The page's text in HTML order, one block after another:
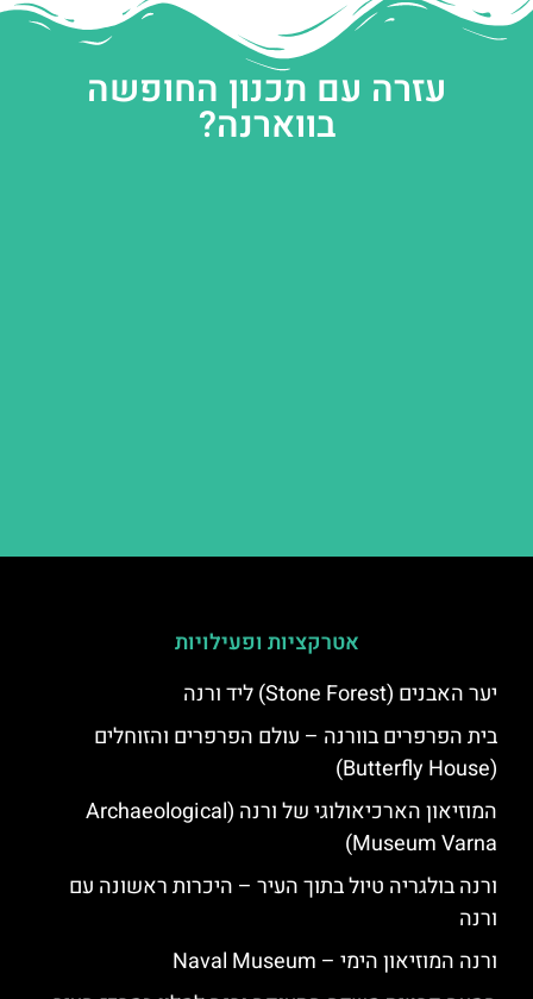
עזרה עם תכנון החופשה
בווארנה?
אטרקציות ופעילויות
יער האבנים (Stone Forest) ליד ורנה
בית הפרפרים בוורנה – עולם הפרפרים והזוחלים
(Butterfly House)
המוזיאון הארכיאולוגי של ורנה (Archaeological
Museum Varna)
ורנה בולגריה טיול בתוך העיר – היכרות ראשונה עם
ורנה
ורנה המוזיאון הימי – Naval Museum